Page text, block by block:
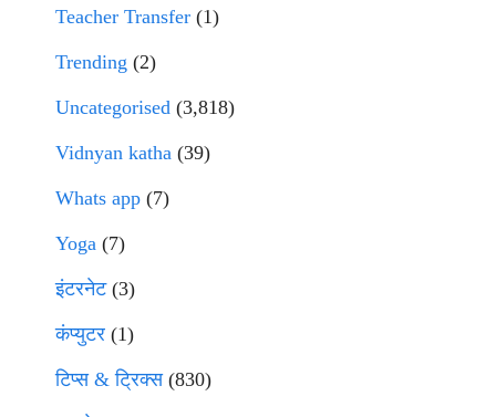
Teacher Transfer (1)
Trending (2)
Uncategorised (3,818)
Vidnyan katha (39)
Whats app (7)
Yoga (7)
इंटरनेट(3)
कंप्युटर (1)
टिप्स & ट्रिक्स(830)